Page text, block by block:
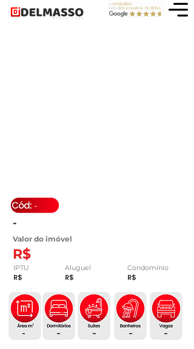
-
Valor do imóvel
R$
-
IPTU
R$
Aluguel Condomínio
R$ R$
-
-
- - -